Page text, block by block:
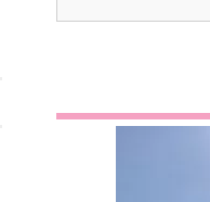
3.3페리 결
이시가
4.2페리 승
예약 없